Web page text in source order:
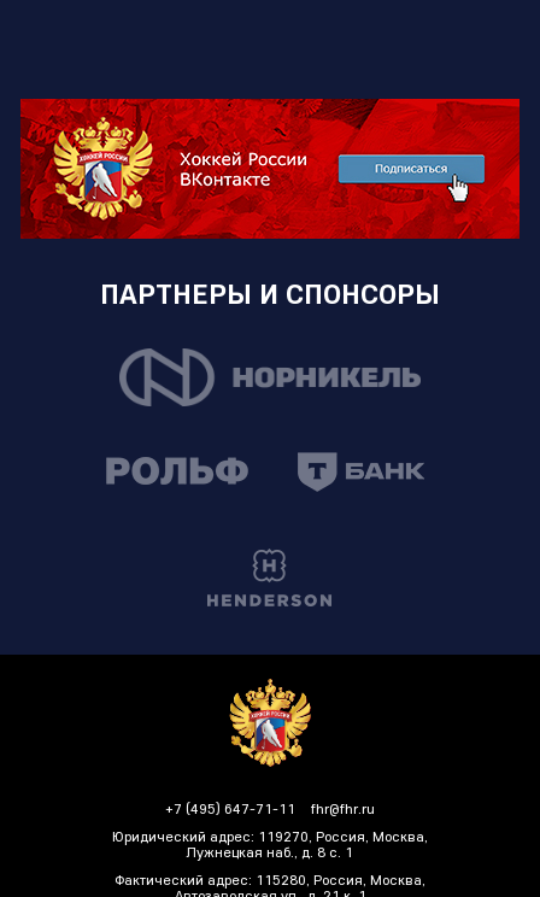
ПАРТНЕРЫ И СПОНСОРЫ
+7 (495) 647-71-11
fhr@fhr.ru
Юридический адрес: 119270, Россия, Москва,
Лужнецкая наб., д. 8 с. 1
Фактический адрес: 115280, Россия, Москва,